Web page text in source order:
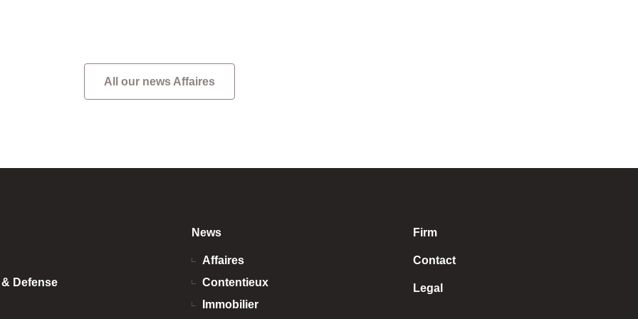
Cette
All our news Affaires
Defense
News
Affaires
Contentieux
Immobilier
Firm
Contact
Legal